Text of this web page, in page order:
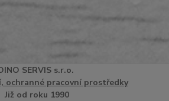
SERVISs.r.o.
ochranné pracovní prostředky
Již od roku 1990